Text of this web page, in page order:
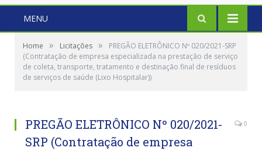
MENU
Home » Licitações »
PREGÃO ELETRÔNICO Nº 020/2021-SRP
(Contratação de empresa especializada na prestação de serviço
de coleta, transporte, tratamento e destinação final de resíduos
de serviços de saúde (Lixo Hospitalar))
PREGÃO ELETRÔNICO Nº 020/2021-
SRP (Contratação de empresa
0